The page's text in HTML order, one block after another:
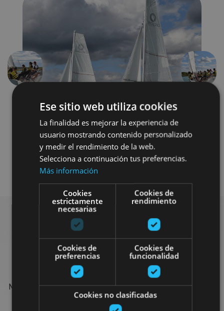
Previous Next
Find more plans
Find more plans and suggestions to round off your trip in
Navarre: organised activities, tours and the most important
events in the calendar.
Ese sitio web utiliza cookies
La finalidad es mejorar la experiencia de
usuario mostrando contenido personalizado
y medir el rendimiento de la web.
Selecciona a continuación tus preferencias.
Más información
Cookies
estrictamente
necesarias
Cookies de
rendimiento
Cookies de
preferencias
Cookies de
funcionalidad
Cookies no clasificadas